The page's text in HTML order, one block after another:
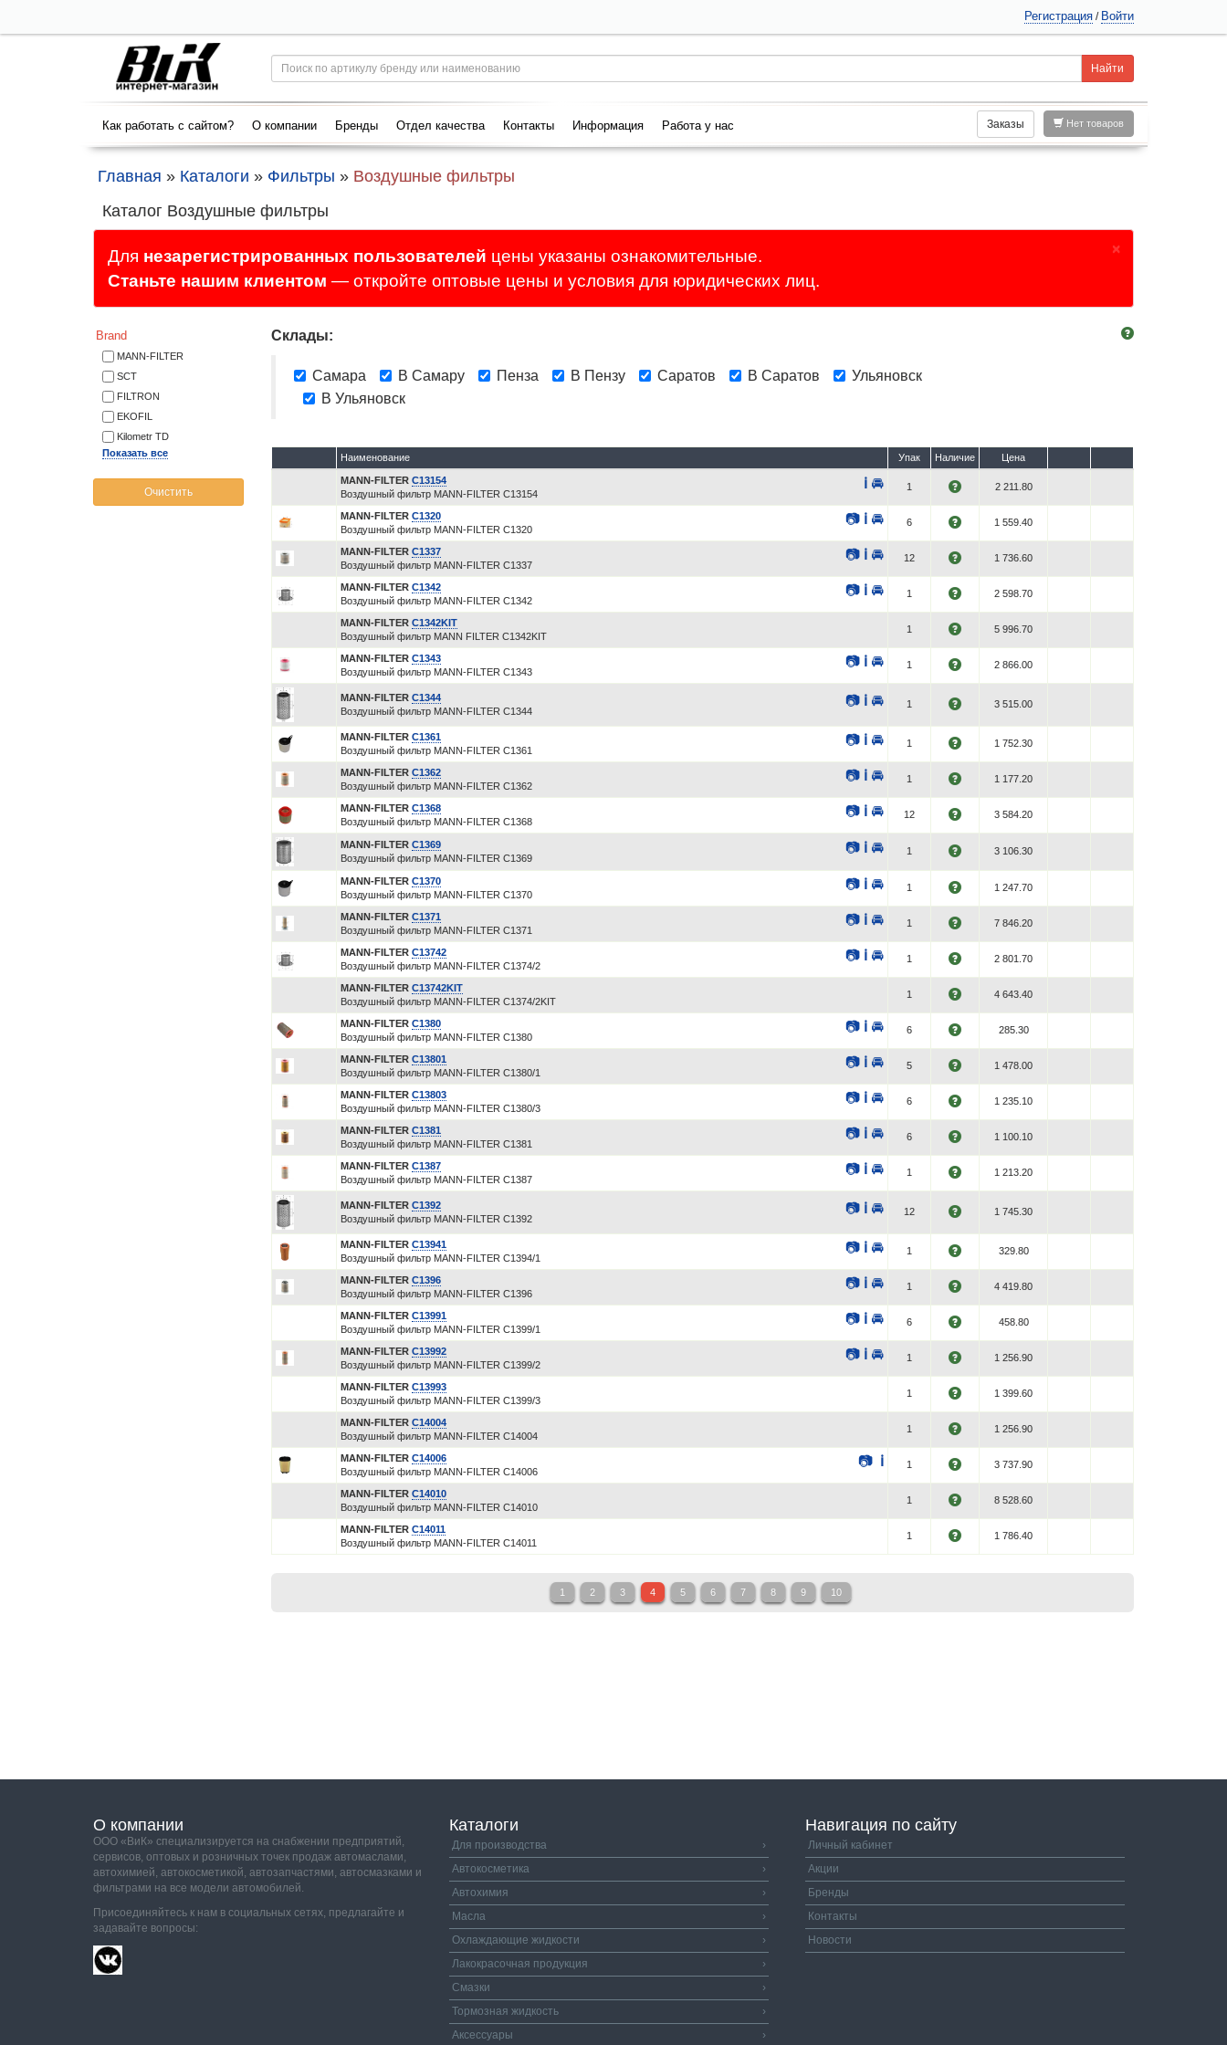
Регистрация / Войти
Как работать с сайтом? О компании Бренды Отдел качества Контакты Информация Работа у нас Нет товаров
Заказы
Главная » Каталоги » Фильтры » Воздушные фильтры
Каталог Воздушные фильтры
×
Для незарегистрированных пользователей цены указаны ознакомительные.
Станьте нашим клиентом — откройте оптовые цены и условия для юридических лиц.
Brand
MANN-FILTER
SCT
FILTRON
EKOFIL
Kilometr TD
Показать все
Очистить
Склады:
Самара В Самару Пенза В Пензу Саратов В Саратов
Ульяновск
В Ульяновск
Наименование Упак Наличие Цена
MANN-FILTER C13154 ℹ 🚘
Воздушный фильтр MANN-FILTER C13154
1 2 211.80
MANN-FILTER C1320 📷 ℹ 🚘
Воздушный фильтр MANN-FILTER C1320
6 1 559.40
MANN-FILTER C1337 📷 ℹ 🚘
Воздушный фильтр MANN-FILTER C1337
12 1 736.60
MANN-FILTER C1342 📷 ℹ 🚘
Воздушный фильтр MANN-FILTER C1342
1 2 598.70
MANN-FILTER C1342KIT
Воздушный фильтр MANN FILTER C1342KIT
1 5 996.70
MANN-FILTER C1343 📷 ℹ 🚘
Воздушный фильтр MANN-FILTER C1343
1 2 866.00
MANN-FILTER C1344 📷 ℹ 🚘
Воздушный фильтр MANN-FILTER C1344
1 3 515.00
MANN-FILTER C1361 📷 ℹ 🚘
Воздушный фильтр MANN-FILTER C1361
1 1 752.30
MANN-FILTER C1362 📷 ℹ 🚘
Воздушный фильтр MANN-FILTER C1362
1 1 177.20
MANN-FILTER C1368 📷 ℹ 🚘
Воздушный фильтр MANN-FILTER C1368
12 3 584.20
MANN-FILTER C1369 📷 ℹ 🚘
Воздушный фильтр MANN-FILTER C1369
1 3 106.30
MANN-FILTER C1370 📷 ℹ 🚘
Воздушный фильтр MANN-FILTER C1370
1 1 247.70
MANN-FILTER C1371 📷 ℹ 🚘
Воздушный фильтр MANN-FILTER C1371
1 7 846.20
MANN-FILTER C13742 📷 ℹ 🚘
Воздушный фильтр MANN-FILTER C1374/2
1 2 801.70
MANN-FILTER C13742KIT
Воздушный фильтр MANN-FILTER C1374/2KIT
1 4 643.40
MANN-FILTER C1380 📷 ℹ 🚘
Воздушный фильтр MANN-FILTER C1380
6 285.30
MANN-FILTER C13801 📷 ℹ 🚘
Воздушный фильтр MANN-FILTER C1380/1
5 1 478.00
MANN-FILTER C13803 📷 ℹ 🚘
Воздушный фильтр MANN-FILTER C1380/3
6 1 235.10
MANN-FILTER C1381 📷 ℹ 🚘
Воздушный фильтр MANN-FILTER C1381
6 1 100.10
MANN-FILTER C1387 📷 ℹ 🚘
Воздушный фильтр MANN-FILTER C1387
1 1 213.20
MANN-FILTER C1392 📷 ℹ 🚘
Воздушный фильтр MANN-FILTER C1392
12 1 745.30
MANN-FILTER C13941 📷 ℹ 🚘
Воздушный фильтр MANN-FILTER C1394/1
1 329.80
MANN-FILTER C1396 📷 ℹ 🚘
Воздушный фильтр MANN-FILTER C1396
1 4 419.80
MANN-FILTER C13991 📷 ℹ 🚘
Воздушный фильтр MANN-FILTER C1399/1
6 458.80
MANN-FILTER C13992 📷 ℹ 🚘
Воздушный фильтр MANN-FILTER C1399/2
1 1 256.90
MANN-FILTER C13993
Воздушный фильтр MANN-FILTER C1399/3
1 1 399.60
MANN-FILTER C14004
Воздушный фильтр MANN-FILTER C14004
1 1 256.90
MANN-FILTER C14006 📷 ℹ
Воздушный фильтр MANN-FILTER C14006
1 3 737.90
MANN-FILTER C14010
Воздушный фильтр MANN-FILTER C14010
1 8 528.60
MANN-FILTER C14011
Воздушный фильтр MANN-FILTER C14011
1 1 786.40
1 2 3 4 5 6 7 8 9 10
О компании
ООО «ВиК» специализируется на снабжении предприятий,
сервисов, оптовых и розничных точек продаж автомаслами,
автохимией, автокосметикой, автозапчастями, автосмазками и
фильтрами на все модели автомобилей.
Присоединяйтесь к нам в социальных сетях, предлагайте и
задавайте вопросы:
Каталоги
Для производства
›
Автокосметика
›
Автохимия
›
Масла
›
Охлаждающие жидкости
›
Лакокрасочная продукция
›
Смазки
›
Тормозная жидкость
›
Аксессуары
›
Навигация по сайту
Личный кабинет
Акции
Бренды
Контакты
Новости